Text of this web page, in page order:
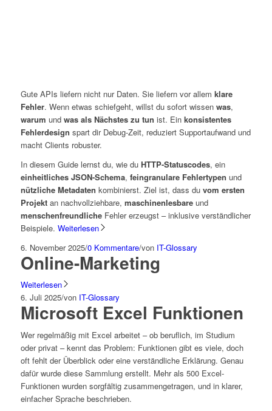
Gute APIs liefern nicht nur Daten. Sie liefern vor allem klare
Fehler. Wenn etwas schiefgeht, willst du sofort wissen was,
warum und was als Nächstes zu tun ist. Ein konsistentes
Fehlerdesign spart dir Debug-Zeit, reduziert Supportaufwand und
macht Clients robuster.
In diesem Guide lernst du, wie du HTTP-Statuscodes, ein
einheitliches JSON-Schema, feingranulare Fehlertypen und
nützliche Metadaten kombinierst. Ziel ist, dass du vom ersten
Projektan nachvollziehbare, maschinenlesbareund
menschenfreundlicheFehler erzeugst – inklusive verständlicher
Beispiele. Weiterlesen
6. November 2025/0 Kommentare/von IT-Glossary
Online-Marketing
Weiterlesen
6. Juli 2025/von IT-Glossary
Microsoft Excel Funktionen
Wer regelmäßig mit Excel arbeitet – ob beruflich, im Studium
oder privat – kennt das Problem: Funktionen gibt es viele, doch
oft fehlt der Überblick oder eine verständliche Erklärung. Genau
dafür wurde diese Sammlung erstellt. Mehr als 500 Excel-
Funktionen wurden sorgfältig zusammengetragen, und in klarer,
einfacher Sprache beschrieben.